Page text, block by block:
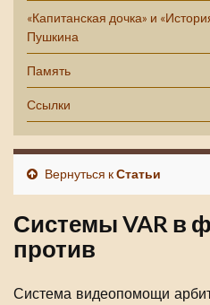
«Капитанская дочка» и
Пушкина
Память
Ссылки
Вернуться кСтатьи
Системы VAR в
против
Система видеопомощи